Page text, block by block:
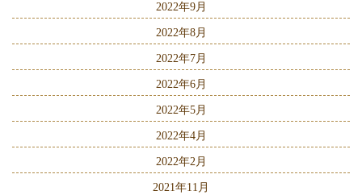
2022年9月
2022年8月
2022年7月
2022年6月
2022年5月
2022年4月
2022年2月
2021年11月